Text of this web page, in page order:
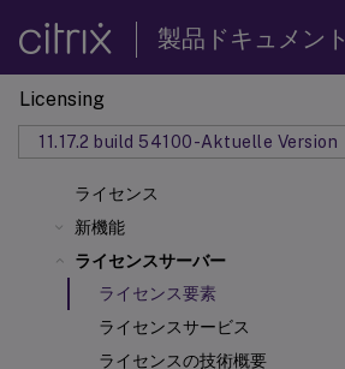
製品ドキュメント
Licensing
11.17.2 build 54100-Aktuelle Version
ライセンス
新機能
ライセンスサーバー
ライセンス要素
ライセンスサービス
ライセンスの技術概要